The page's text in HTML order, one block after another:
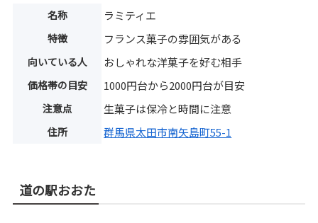
名称 ラミティエ
特徴 フランス菓子の雰囲気がある
向いている人 おしゃれな洋菓子を好む相手
価格帯の目安 1000円台から2000円台が目安
注意点 生菓子は保冷と時間に注意
住所 群馬県太田市南矢島町55-1
道の駅おおた